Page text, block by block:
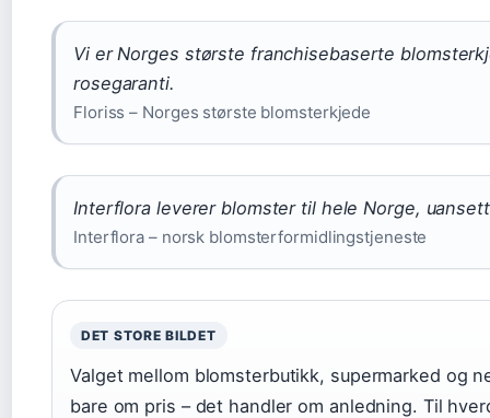
Vi er Norges største franchisebaserte
rosegaranti.
Floriss – Norges største blomsterkjede
Interflora leverer blomster til hele Norge,
Interflora – norsk blomsterformidlingstjeneste
DET STORE BILDET
Valget mellom blomsterbutikk, supermarked og
bare om pris – det handler om anledning. Til